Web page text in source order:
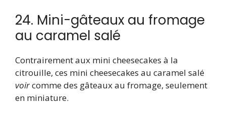
24. Mini-gâteaux au fromage
au caramel salé
Contrairement aux mini cheesecakes à la
citrouille, ces mini cheesecakes au caramel salé
voircomme des gâteaux au fromage, seulement
en miniature.